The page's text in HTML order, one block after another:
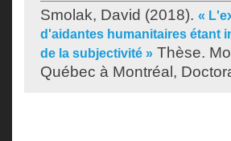
Smolak, David (2018). «
d'aidantes humanitaires étant
de la subjectivité » Thèse.
Québec à Montréal,